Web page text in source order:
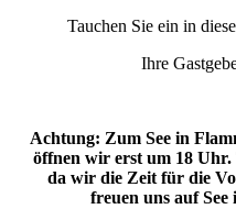
Tauchen Sie ein in
Ihre
Achtung: Zum See in
öffnen wir erst um 18
da wir die Zeit für die
freuen uns auf